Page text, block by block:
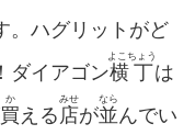
。ハグリットがど
ダイアゴン横丁
よこちょう
は
買
か
える 店
みせ
が並
なら
んでい